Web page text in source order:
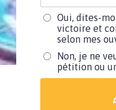
Oui, dites-
victoire et
selon mes
Non, je ne
pétition ou